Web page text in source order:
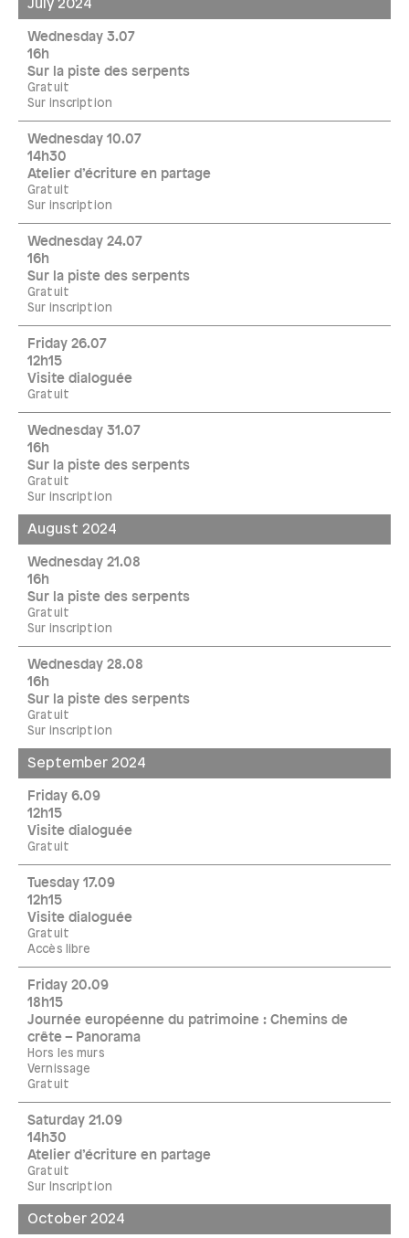
July 2024
Wednesday 3.07
16h
Sur la piste des serpents
Gratuit
Sur inscription
Wednesday 10.07
14h30
Atelier d’écriture en partage
Gratuit
Sur inscription
Wednesday 24.07
16h
Sur la piste des serpents
Gratuit
Sur inscription
Friday 26.07
12h15
Visite dialoguée
Gratuit
Wednesday 31.07
16h
Sur la piste des serpents
Gratuit
Sur inscription
August 2024
Wednesday 21.08
16h
Sur la piste des serpents
Gratuit
Sur inscription
Wednesday 28.08
16h
Sur la piste des serpents
Gratuit
Sur inscription
September 2024
Friday 6.09
12h15
Visite dialoguée
Gratuit
Tuesday 17.09
12h15
Visite dialoguée
Gratuit
Accès libre
Friday 20.09
18h15
Journée européenne du patrimoine : Chemins de
crête – Panorama
Hors les murs
Vernissage
Gratuit
Saturday 21.09
14h30
Atelier d’écriture en partage
Gratuit
Sur Inscription
October 2024